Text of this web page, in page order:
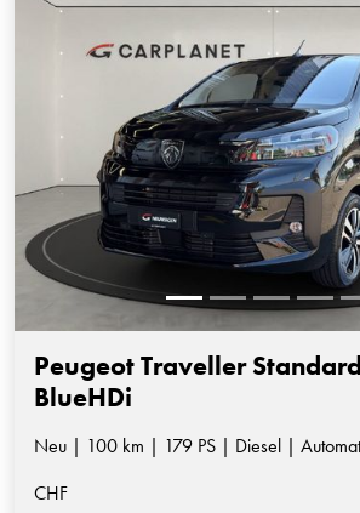
Peugeot Traveller
BlueHDi
Neu | 100 km | 179 PS | Diesel |
CHF